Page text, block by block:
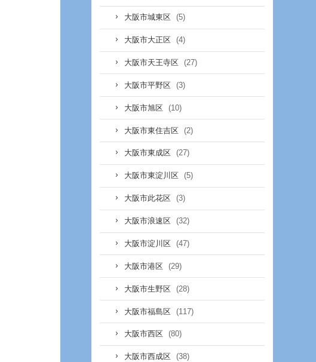
大阪市城東区 (5)
大阪市大正区 (4)
大阪市天王寺区 (27)
大阪市平野区 (3)
大阪市旭区 (10)
大阪市東住吉区 (2)
大阪市東成区 (27)
大阪市東淀川区 (5)
大阪市此花区 (3)
大阪市浪速区 (32)
大阪市淀川区 (47)
大阪市港区 (29)
大阪市生野区 (28)
大阪市福島区 (117)
大阪市西区 (80)
大阪市西成区 (38)